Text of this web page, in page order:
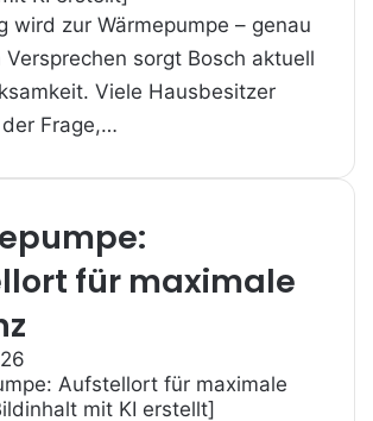
wird zur Wärmepumpe – genau
sorgt Bosch aktuell
Viele Hausbesitzer
Frage,…
für maximale